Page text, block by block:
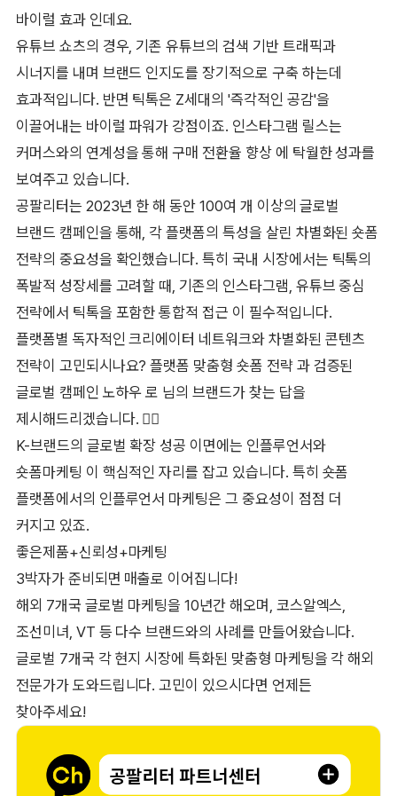
바이럴 효과 인데요.
유튜브 쇼츠의 경우, 기존 유튜브의 검색 기반 트래픽과
시너지를 내며 브랜드 인지도를 장기적으로 구축 하는데
효과적입니다. 반면 틱톡은 Z세대의 '즉각적인 공감'을
이끌어내는 바이럴 파워가 강점이죠. 인스타그램 릴스는
커머스와의 연계성을 통해 구매 전환율 향상 에 탁월한 성과를
보여주고 있습니다.
공팔리터는 2023년 한 해 동안 100여 개 이상의 글로벌
브랜드 캠페인을 통해, 각 플랫폼의 특성을 살린 차별화된 숏폼
전략의 중요성을 확인했습니다. 특히 국내 시장에서는 틱톡의
폭발적 성장세를 고려할 때, 기존의 인스타그램, 유튜브 중심
전략에서 틱톡을 포함한 통합적 접근 이 필수적입니다.
플랫폼별 독자적인 크리에이터 네트워크와 차별화된 콘텐츠
전략이 고민되시나요? 플랫폼 맞춤형 숏폼 전략 과 검증된
글로벌 캠페인 노하우 로 님의 브랜드가 찾는 답을
제시해드리겠습니다. 👇🏻
K-브랜드의 글로벌 확장 성공 이면에는 인플루언서와
숏폼마케팅 이 핵심적인 자리를 잡고 있습니다. 특히 숏폼
플랫폼에서의 인플루언서 마케팅은 그 중요성이 점점 더
커지고 있죠.
좋은제품+신뢰성+마케팅
3박자가 준비되면 매출로 이어집니다!
해외 7개국 글로벌 마케팅을 10년간 해오며, 코스알엑스,
조선미녀, VT 등 다수 브랜드와의 사례를 만들어왔습니다.
글로벌 7개국 각 현지 시장에 특화된 맞춤형 마케팅을 각 해외
전문가가 도와드립니다. 고민이 있으시다면 언제든
찾아주세요!